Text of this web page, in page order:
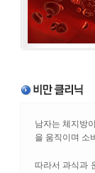
남자는 체지방
을 움직이며 소
따라서 과식과